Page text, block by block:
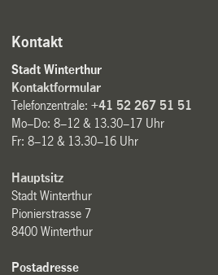
Kontakt
Stadt Winterthur
Kontaktformular
Telefonzentrale:+41 52 267 51 51
Mo–Do: 8–12 & 13.30–17 Uhr
Fr: 8–12 & 13.30–16 Uhr
Hauptsitz
Stadt Winterthur
Pionierstrasse 7
8400 Winterthur
Postadresse